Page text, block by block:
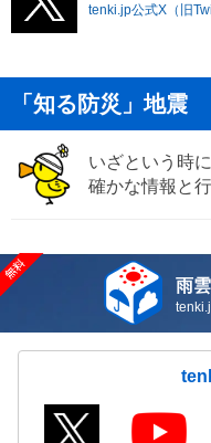
tenki.jp公式X（旧
「知る防災」地震
いざという時
確かな情報と
雨